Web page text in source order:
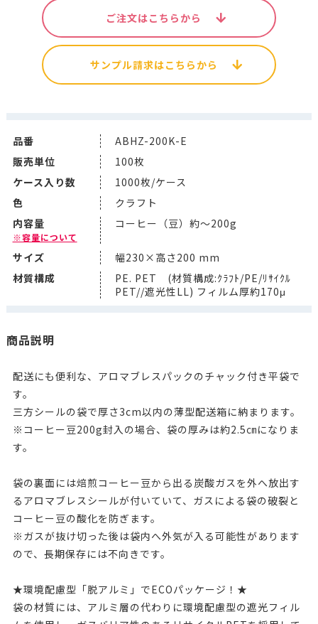
ご注文はこちらから
サンプル請求はこちらから
品番
ABHZ-200K-E
販売単位
100枚
ケース入り数
1000枚/ケース
色
クラフト
内容量
※容量について
コーヒー（豆）約～200g
サイズ
幅230×高さ200 mm
材質構成
PE. PET (材質構成:ｸﾗﾌﾄ/PE/ﾘｻｲｸﾙ
PET//遮光性LL) フィルム厚約170μ
商品説明
配送にも便利な、アロマブレスパックのチャック付き平袋で
す。
三方シールの袋で厚さ3cm以内の薄型配送箱に納まります。
※コーヒー豆200g封入の場合、袋の厚みは約2.5㎝になりま
す。
袋の裏面には焙煎コーヒー豆から出る炭酸ガスを外へ放出す
るアロマブレスシールが付いていて、ガスによる袋の破裂と
コーヒー豆の酸化を防ぎます。
※ガスが抜け切った後は袋内へ外気が入る可能性があります
ので、長期保存には不向きです。
★環境配慮型「脱アルミ」でECOパッケージ！★
袋の材質には、アルミ層の代わりに環境配慮型の遮光フィル